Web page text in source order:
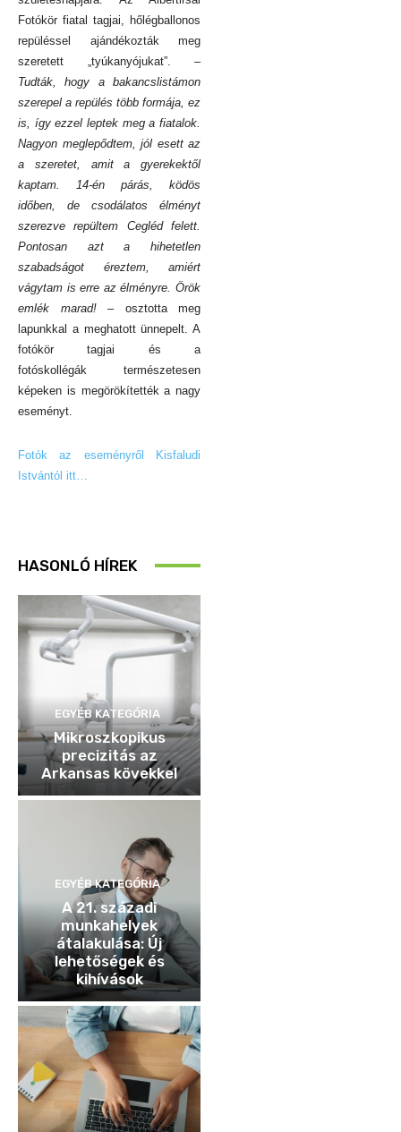
Fotókör fiatal tagjai, hőlégballonos
repüléssel ajándékozták meg
szeretett „tyúkanyójukat”.
–
Tudták, hogy a bakancslistámon
szerepel a repülés több formája, ez
is, így ezzel leptek meg a fiatalok.
Nagyon meglepődtem, jól esett az
a szeretet, amit a gyerekektől
kaptam. 14-én párás, ködös
időben, de csodálatos élményt
szerezve repültem Cegléd felett.
Pontosan azt a hihetetlen
szabadságot éreztem, amiért
vágytam is erre az élményre. Örök
emlék marad!– osztotta meg
lapunkkal a meghatott ünnepelt. A
fotókör tagjai és a
fotóskollégák természetesen
képeken is megörökítették a nagy
eseményt.
Fotók az eseményről Kisfaludi
Istvántól itt…
HASONLÓ HÍREK
EGYÉB KATEGÓRIA
Mikroszkopikus
precizitás az
Arkansas kövekkel
EGYÉB KATEGÓRIA
A 21. századi
munkahelyek
átalakulása: Új
lehetőségek és
kihívások